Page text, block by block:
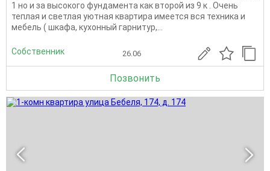
1 но и за высокого фундамента как второй из 9 к . Очень
теплая и светлая уютная квартира имеется вся техника и
мебель ( шкафа, кухонный гарнитур,...
Собственник 26.06
Позвонить